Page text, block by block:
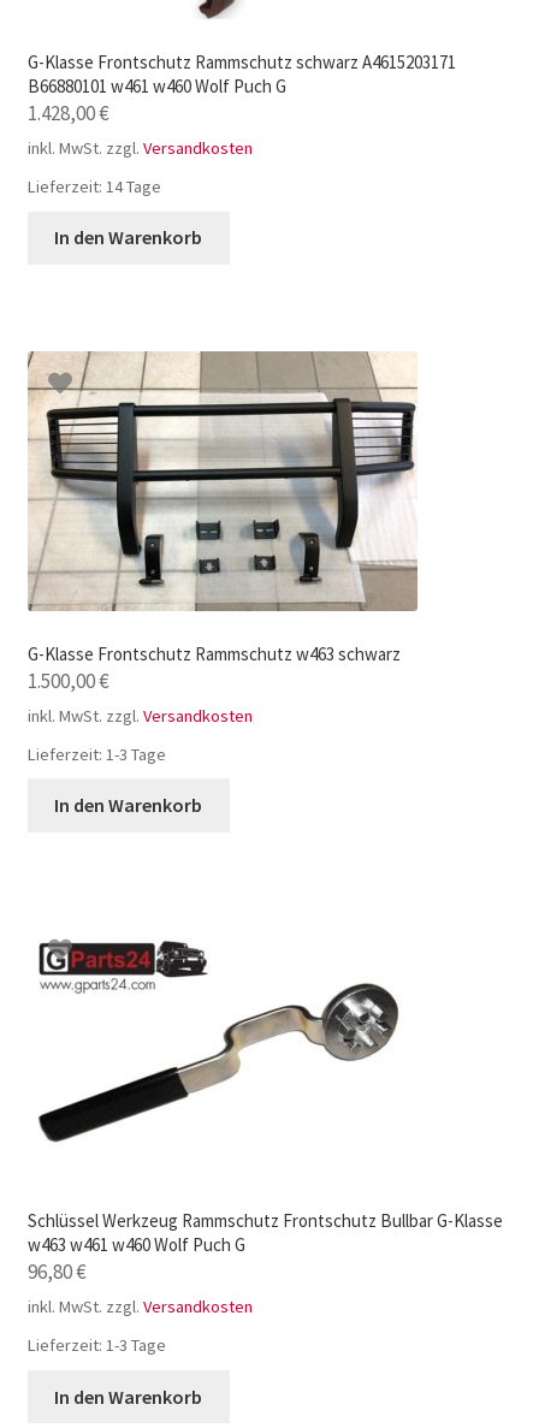
G-Klasse Frontschutz Rammschutz schwarz A4615203171
B66880101 w461 w460 Wolf Puch G
1.428,00€
inkl. MwSt. zzgl. Versandkosten
Lieferzeit: 14 Tage
In den Warenkorb
G-Klasse Frontschutz Rammschutz w463 schwarz
1.500,00€
inkl. MwSt. zzgl. Versandkosten
Lieferzeit: 1-3 Tage
In den Warenkorb
Schlüssel Werkzeug Rammschutz Frontschutz Bullbar G-Klasse
w463 w461 w460 Wolf Puch G
96,80€
inkl. MwSt. zzgl. Versandkosten
Lieferzeit: 1-3 Tage
In den Warenkorb